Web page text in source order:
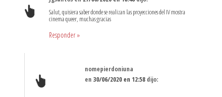
Salut, quisiera saber donde se realizan las proyecciones del IV mostra
cinema queer, muchas gracias
Responder»
nomepierdoniuna
en30/06/2020 en 12:58 dijo: